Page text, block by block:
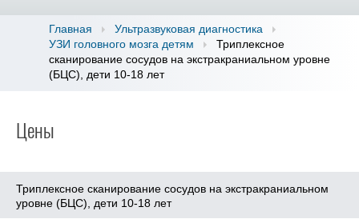
Главная
Ультразвуковая диагностика
УЗИ головного мозга детям
Триплексное
сканирование сосудов на экстракраниальном уровне
(БЦС), дети 10-18 лет
Цены
Триплексное сканирование сосудов на экстракраниальном
уровне (БЦС), дети 10-18 лет